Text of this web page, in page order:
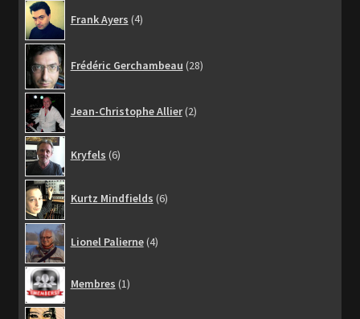
Frank Ayers 4produits
Frédéric Gerchambeau 28produits
Jean-Christophe Allier 2produits
Kryfels 6produits
Kurtz Mindfields 6produits
Lionel Palierne 4produits
Membres 1
produit